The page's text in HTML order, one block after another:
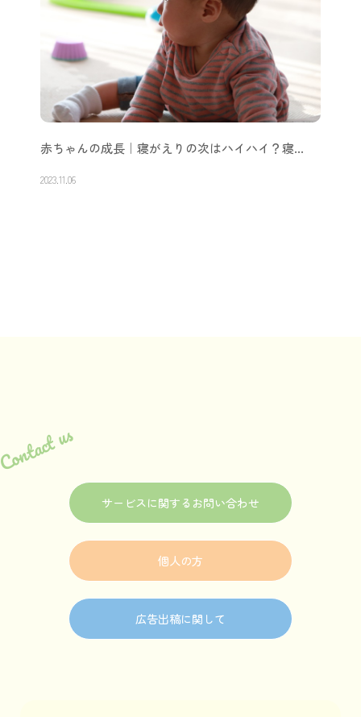
赤ちゃんの成長｜寝がえりの次はハイハイ？寝…
2023.11.06
us
サービスに関するお問い合わせ
個人の方
広告出稿に関して